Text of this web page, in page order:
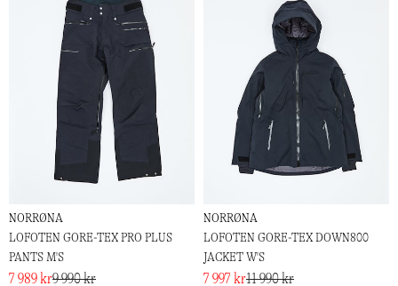
NORRØNA
LOFOTEN GORE-TEX PRO PLUS
PANTS M'S
7 989 kr9 990 kr
NORRØNA
LOFOTEN GORE-TEX DOWN800
JACKET W'S
7 997 kr11 990 kr